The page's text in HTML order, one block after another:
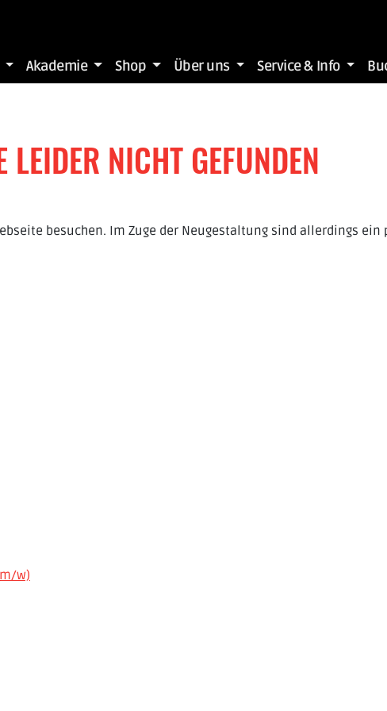
Akademie Shop Über uns Service & Info
LEIDER NICHT GEFUNDEN
besuchen. Im Zuge der Neugestaltung sind allerdings ein
w)